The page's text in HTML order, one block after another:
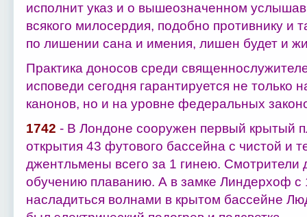
исполнит указ и о вышеозначенном
всякого милосердия, подобно противнику и
по лишении сана и имения, лишен будет и
Практика доносов среди
исповеди сегодня гарантируется не только
канонов, но и на уровне федеральных
1742 - В Лондоне сооружен первый крытый
открытия 43 футового бассейна с чистой и
джентльмены всего за 1 гинею. Смотрители
обучению плаванию. А в замке Линдерхоф
насладиться волнами в крытом бассейне